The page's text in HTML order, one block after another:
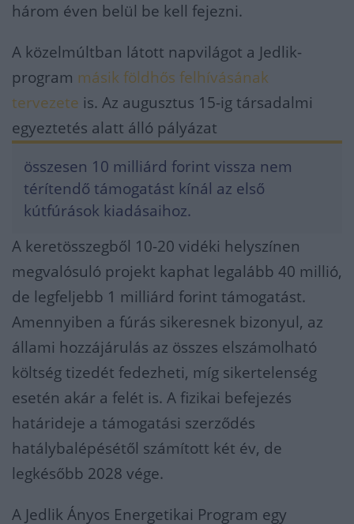
három éven belül be kell fejezni.
A közelmúltban látott napvilágot a Jedlik-
program másik földhős felhívásának
tervezete is. Az augusztus 15-ig társadalmi
egyeztetés alatt álló pályázat
összesen 10 milliárd forint vissza nem
térítendő támogatást kínál az első
kútfúrások kiadásaihoz.
A keretösszegből 10-20 vidéki helyszínen
megvalósuló projekt kaphat legalább 40 millió,
de legfeljebb 1 milliárd forint támogatást.
Amennyiben a fúrás sikeresnek bizonyul, az
állami hozzájárulás az összes elszámolható
költség tizedét fedezheti, míg sikertelenség
esetén akár a felét is. A fizikai befejezés
határideje a támogatási szerződés
hatálybalépésétől számított két év, de
legkésőbb 2028 vége.
A Jedlik Ányos Energetikai Program egy